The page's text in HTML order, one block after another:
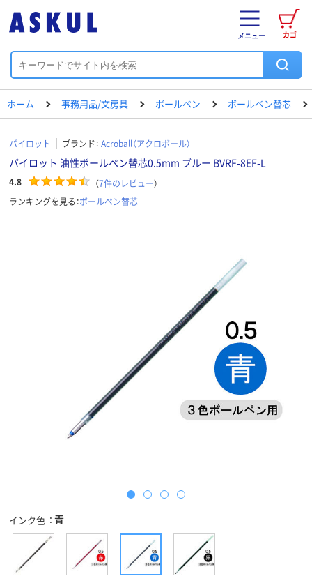
カゴ
メニュー
ホーム 事務用品/文房具 ボールペン ボールペン替芯
パイロット ブランド： Acroball（アクロボール）
パイロット 油性ボールペン替芯0.5mm ブルー BVRF-8EF-L
4.8 （7件のレビュー）
ランキングを見る：ボールペン替芯
インク色 青